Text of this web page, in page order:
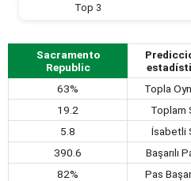
Top 3
Sacramento
Republic
63% Topla
19.2
Toplam
5.8
İsabetli
390.6
Başarılı
82%
Pas